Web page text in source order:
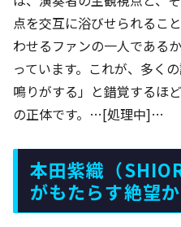
点を交互に浴びせられるこ
わせるファンの一人である
っています。これが、多く
鳴りがする」と錯覚するほ
の正体です。…[処理中]…
本田紫織（
がもたらす絶望